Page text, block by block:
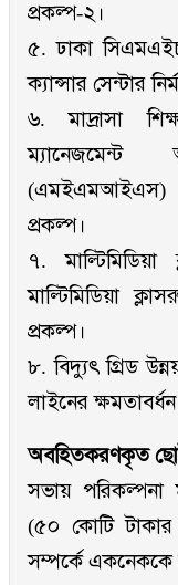
প্রকল্প-২।
৫. ঢাকা
ক্যান্সার সেন্টার
৬. মাদ্রাসা
(এমইএমআইএস)
প্রকল্প।
৭.
মাল্টিমিডিয়া
প্রকল্প।
৮. বিদ্যুৎ গ্রিড
লাইনের
অবহিতকরণকৃত
সভায় পরিকল্পনা
(৫০ কোটি
সম্পর্কে